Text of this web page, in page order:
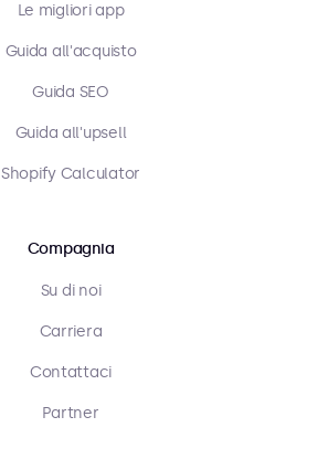
Le migliori app
Guida all'acquisto
Guida SEO
Guida all'upsell
Shopify Calculator
Compagnia
Su di noi
Carriera
Contattaci
Partner